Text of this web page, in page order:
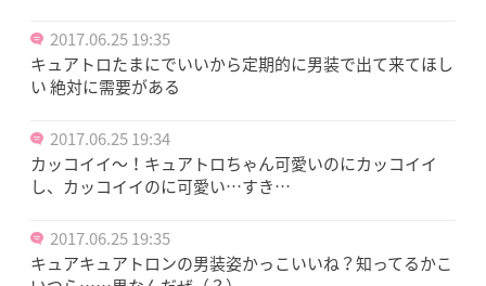
2017.06.25 19:35
キュアトロたまにでいいから定期的に男装で出て来てほし
い 絶対に需要がある
2017.06.25 19:34
カッコイイ〜！キュアトロちゃん可愛いのにカッコイイ
し、カッコイイのに可愛い…すき…
2017.06.25 19:35
キュアキュアトロンの男装姿かっこいいね？知ってるかこ